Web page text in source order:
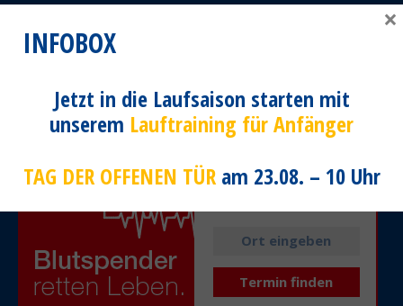
Alle aktuellen
Spendetermine
INFOBOX
Jetzt in die Laufsaison starten mit
unserem Lauftraining für Anfänger
TAG DER OFFENEN TÜRam 23.08. – 10 Uhr
×